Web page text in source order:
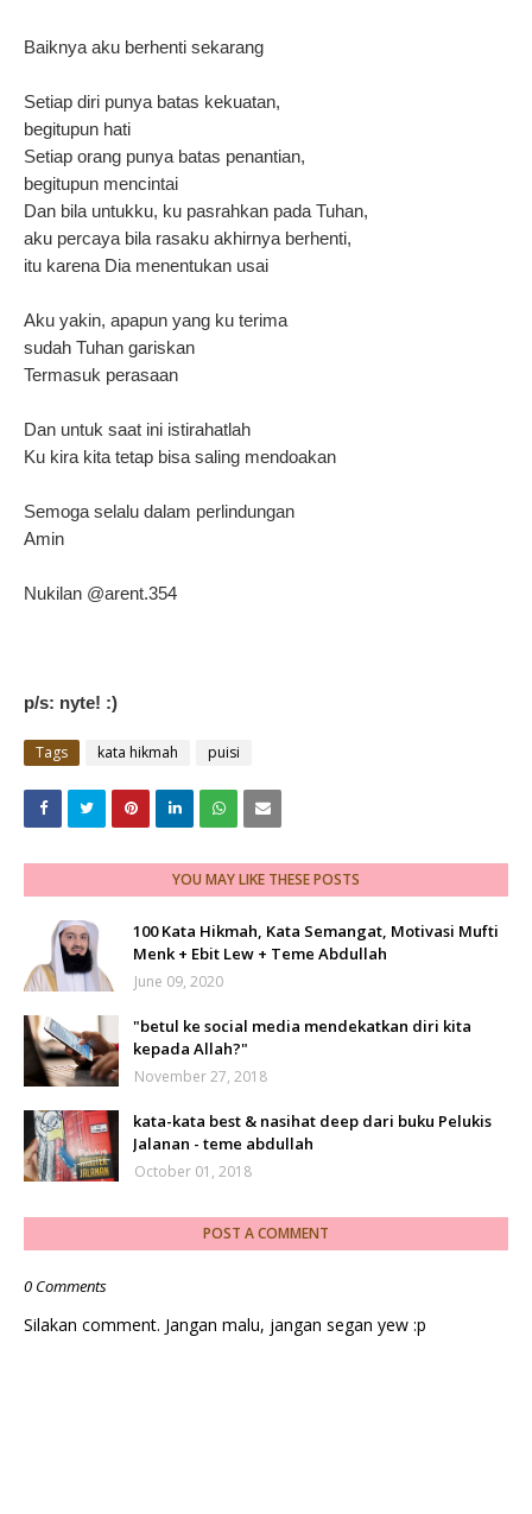
Baiknya aku berhenti sekarang
Setiap diri punya batas kekuatan,
begitupun hati
Setiap orang punya batas penantian,
begitupun mencintai
Dan bila untukku, ku pasrahkan pada Tuhan,
aku percaya bila rasaku akhirnya berhenti,
itu karena Dia menentukan usai
Aku yakin, apapun yang ku terima
sudah Tuhan gariskan
Termasuk perasaan
Dan untuk saat ini istirahatlah
Ku kira kita tetap bisa saling mendoakan
Semoga selalu dalam perlindungan
Amin
Nukilan @arent.354
p/s: nyte! :)
Tags kata hikmah puisi
YOU MAY LIKE THESE POSTS
100 Kata Hikmah, Kata Semangat, Motivasi Mufti
Menk + Ebit Lew + Teme Abdullah
June 09, 2020
"betul ke social media mendekatkan diri kita
kepada Allah?"
November 27, 2018
kata-kata best & nasihat deep dari buku Pelukis
Jalanan - teme abdullah
October 01, 2018
POST A COMMENT
0 Comments
Silakan comment. Jangan malu, jangan segan yew :p